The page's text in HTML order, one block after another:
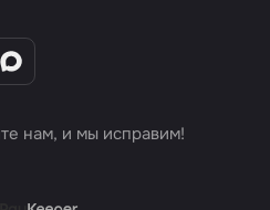
нам, и мы исправим!